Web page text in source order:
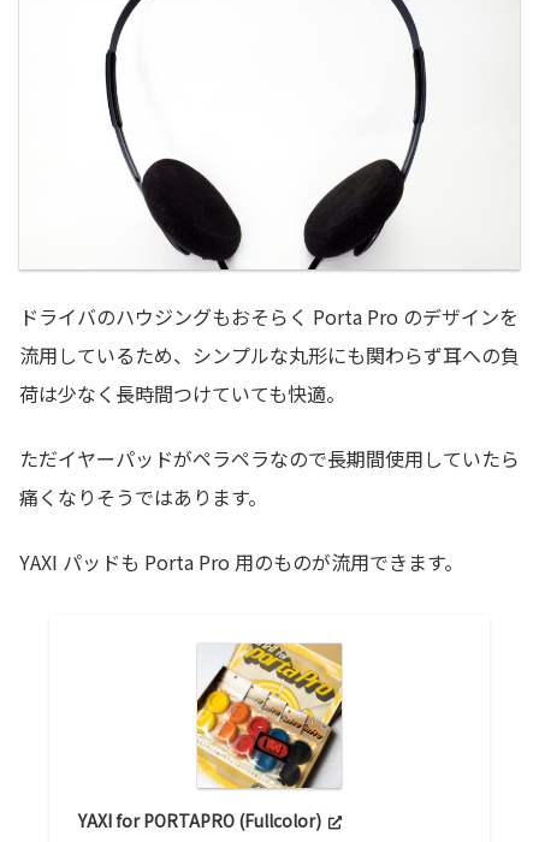
ドライバのハウジングもおそらく Porta Pro のデザインを
流用しているため、シンプルな丸形にも関わらず耳への負
荷は少なく長時間つけていても快適。
ただイヤーパッドがペラペラなので長期間使用していたら
痛くなりそうではあります。
YAXI パッドも Porta Pro 用のものが流用できます。
YAXI for PORTAPRO (Fullcolor)